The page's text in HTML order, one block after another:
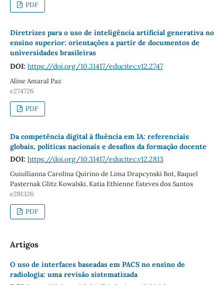
PDF
Diretrizes para o uso de inteligência artificial generativa no
ensino superior: orientações a partir de documentos de
universidades brasileiras
DOI: https://doi.org/10.31417/educitec.v12.2747
Aline Amaral Paz
e274726
PDF
Da competência digital à fluência em IA: referenciais
globais, políticas nacionais e desafios da formação docente
DOI: https://doi.org/10.31417/educitec.v12.2813
Guiullianna Carolina Quirino de Lima Drapcynski Bot, Raquel
Pasternak Glitz Kowalski, Katia Ethienne Esteves dos Santos
e281326
PDF
Artigos
O uso de interfaces baseadas em PACS no ensino de
radiologia: uma revisão sistematizada